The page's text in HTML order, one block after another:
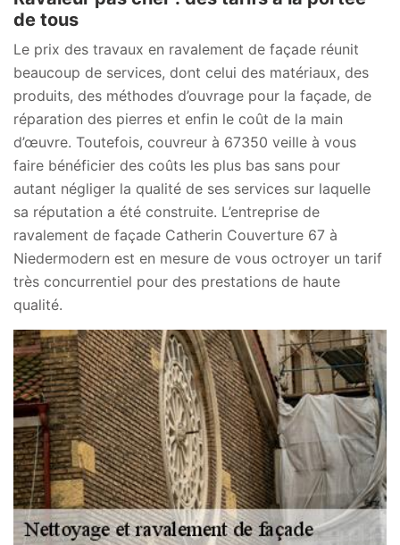
de tous
Le prix des travaux en ravalement de façade réunit
beaucoup de services, dont celui des matériaux, des
produits, des méthodes d’ouvrage pour la façade, de
réparation des pierres et enfin le coût de la main
d’œuvre. Toutefois, couvreur à 67350 veille à vous
faire bénéficier des coûts les plus bas sans pour
autant négliger la qualité de ses services sur laquelle
sa réputation a été construite. L’entreprise de
ravalement de façade Catherin Couverture 67 à
Niedermodern est en mesure de vous octroyer un tarif
très concurrentiel pour des prestations de haute
qualité.